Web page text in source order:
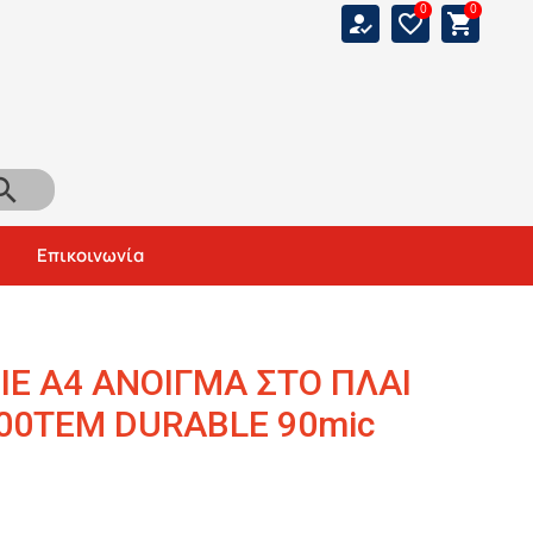
how_to_reg 0
favorite_border 0
shopping_cart
Αναζήτηση
Επικοινωνία
Α4 ΑΝΟΙΓΜΑ ΣΤΟ ΠΛΑΙ
DURABLE 90mic